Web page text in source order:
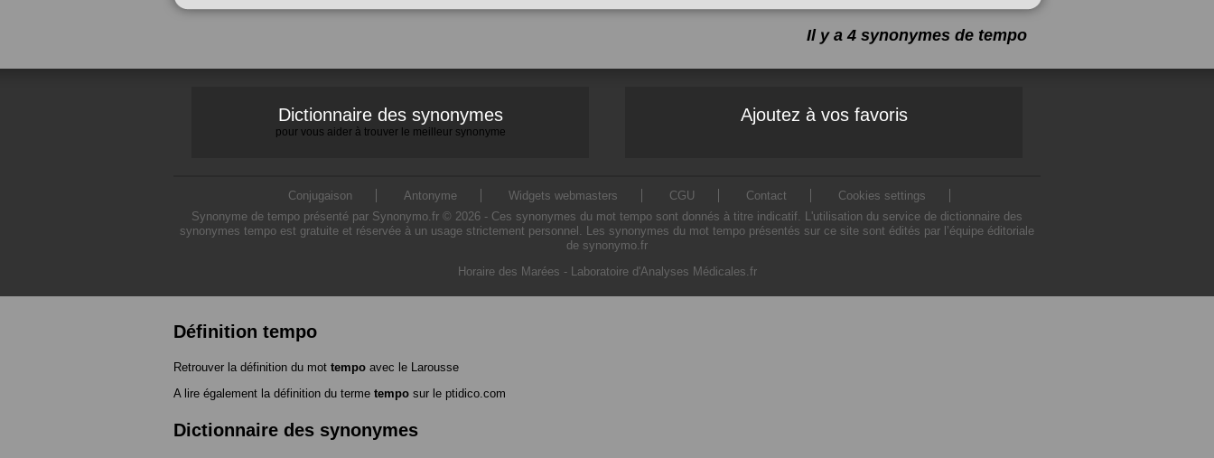
Il y a 4 synonymes de tempo
Dictionnaire des synonymes
pour vous aider à trouver le meilleur synonyme
Ajoutez à vos favoris
Conjugaison Antonyme Widgets webmasters CGU Contact
Cookies settings
Synonyme de tempo présenté par Synonymo.fr © 2026 - Ces synonymes du mot tempo sont donnés à titre indicatif. L'utilisation du service de dictionnaire des
synonymes tempo est gratuite et réservée à un usage strictement personnel. Les synonymes du mot tempo présentés sur ce site sont édités par l’équipe éditoriale
de synonymo.fr
Horaire des Marées - Laboratoire d'Analyses Médicales.fr
Définition tempo
Retrouver la définition du mot tempo avec le Larousse
A lire également la définition du terme tempo sur le ptidico.com
Dictionnaire des synonymes